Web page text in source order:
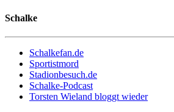
Schalke
Schalkefan.de
Sportistmord
Stadionbesuch.de
Schalke-Podcast
Torsten Wieland bloggt wieder